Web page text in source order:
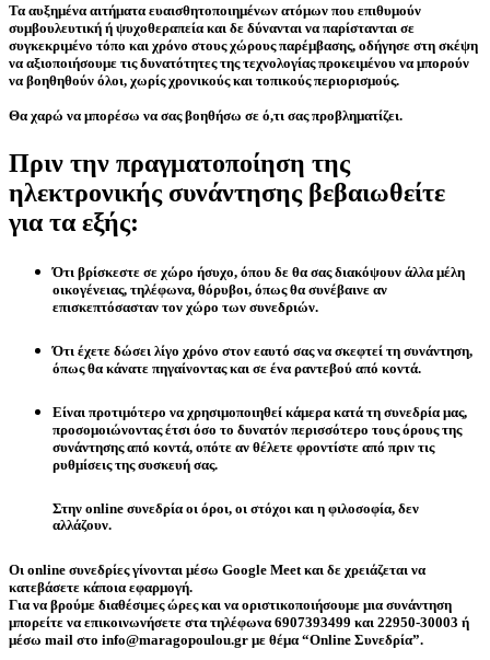
Τα αυξημένα αιτήματα ευαισθητοποιημένων ατόμων που επιθυμούν
συμβουλευτική ή ψυχοθεραπεία και δε δύνανται να παρίστανται σε
συγκεκριμένο τόπο και χρόνο στους χώρους παρέμβασης, οδήγησε στη σκέψη
να αξιοποιήσουμε τις δυνατότητες της τεχνολογίας προκειμένου να μπορούν
να βοηθηθούν όλοι, χωρίς χρονικούς και τοπικούς περιορισμούς.
Θα χαρώ να μπορέσω να σας βοηθήσω σε ό,τι σας προβληματίζει.
Πριν την πραγματοποίηση της
ηλεκτρονικής συνάντησης βεβαιωθείτε
για τα εξής:
Ότι βρίσκεστε σε χώρο ήσυχο, όπου δε θα σας διακόψουν άλλα μέλη
οικογένειας, τηλέφωνα, θόρυβοι, όπως θα συνέβαινε αν
επισκεπτόσασταν τον χώρο των συνεδριών.
Ότι έχετε δώσει λίγο χρόνο στον εαυτό σας να σκεφτεί τη συνάντηση,
όπως θα κάνατε πηγαίνοντας και σε ένα ραντεβού από κοντά.
Είναι προτιμότερο να χρησιμοποιηθεί κάμερα κατά τη συνεδρία μας,
προσομοιώνοντας έτσι όσο το δυνατόν περισσότερο τους όρους της
συνάντησης από κοντά, οπότε αν θέλετε φροντίστε από πριν τις
ρυθμίσεις της συσκευή σας.
Στην online συνεδρία οι όροι, οι στόχοι και η φιλοσοφία, δεν
αλλάζουν.
Οι online συνεδρίες γίνονται μέσω Google Meet και δε χρειάζεται να
κατεβάσετε κάποια εφαρμογή.
Για να βρούμε διαθέσιμες ώρες και να οριστικοποιήσουμε μια συνάντηση
μπορείτε να επικοινωνήσετε στα τηλέφωνα 6907393499 και 22950-30003 ή
μέσω mail στο info@maragopoulou.gr με θέμα “Online Συνεδρία”.